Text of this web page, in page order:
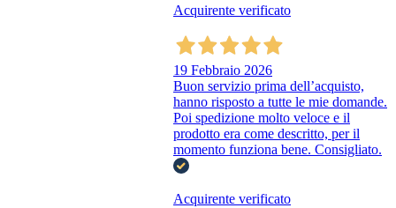
Acquirente verificato
19 Febbraio 2026
Buon servizio prima dell’acquisto,
hanno risposto a tutte le mie domande.
Poi spedizione molto veloce e il
prodotto era come descritto, per il
momento funziona bene. Consigliato.
Acquirente verificato